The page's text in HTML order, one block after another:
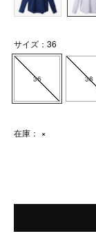
サイズ：36
36 38
在庫： ×